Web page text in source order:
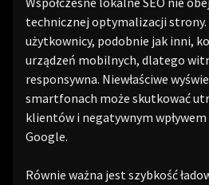
technicznej optymalizacji strony.
użytkownicy, podobnie jak inni,
urządzeń mobilnych, dlatego
responsywna. Niewłaściwe
smartfonach może skutkować
klientów i negatywnym
Google.
Równie ważna jest szybkość